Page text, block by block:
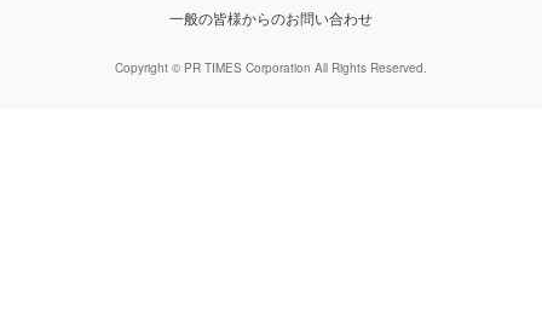
一般の皆様からのお問い合わせ
Copyright © PR TIMES Corporation All Rights Reserved.